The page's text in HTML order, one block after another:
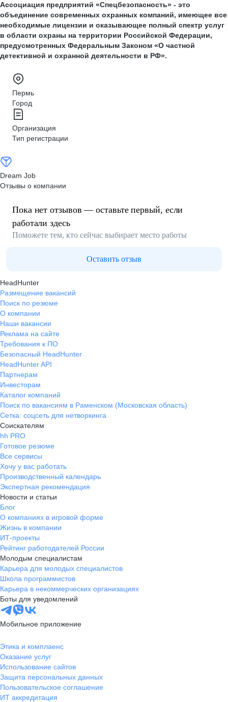
Ассоциация предприятий «Спецбезопасность» - это
объединение современных охранных компаний, имеющее все
необходимые лицензии и оказывающее полный спектр услуг
в области охраны на территории Российской Федерации,
предусмотренных Федеральным Законом «О частной
детективной и охранной деятельности в РФ».
Пермь
Город
Организация
Тип регистрации
Dream Job
Отзывы о компании
Пока нет отзывов — оставьте первый, если
работали здесь
Поможете тем, кто сейчас выбирает место работы
Оставить отзыв
HeadHunter
Размещение вакансий
Поиск по резюме
О компании
Наши вакансии
Реклама на сайте
Требования к ПО
Безопасный HeadHunter
HeadHunter API
Партнерам
Инвесторам
Каталог компаний
Поиск по вакансиям в Раменском (Московская область)
Сетка: соцсеть для нетворкинга
Соискателям
hh PRO
Готовое резюме
Все сервисы
Хочу у вас работать
Производственный календарь
Экспертная рекомендация
Новости и статьи
Блог
О компаниях в игровой форме
Жизнь в компании
ИТ-проекты
Рейтинг работодателей России
Молодым специалистам
Карьера для молодых специалистов
Школа программистов
Карьера в некоммерческих организациях
Боты для уведомлений
Мобильное приложение
Этика и комплаенс
Оказание услуг
Использование сайтов
Защита персональных данных
Пользовательское соглашение
ИТ аккредитация